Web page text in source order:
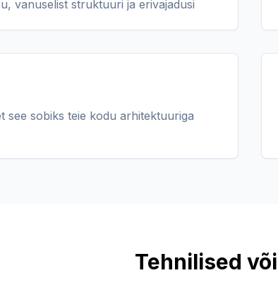
vanuselist struktuuri ja erivajadusi
see sobiks teie kodu arhitektuuriga
Tehnilised